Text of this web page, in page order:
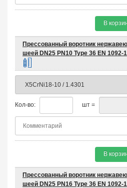
В
Прессованный воротник
шеей DN25 PN10 Type 36 EN 1092-1
Кол-во: шт =
В
Прессованный воротник
шеей DN25 PN16 Type 36 EN 1092-1